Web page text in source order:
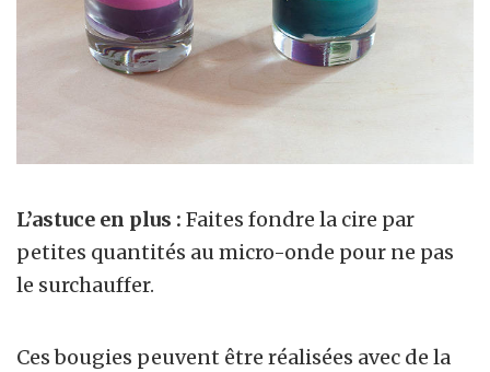
L’astuce en plus : Faites fondre la cire par
petites quantités au micro-onde pour ne pas
le surchauffer.
Ces bougies peuvent être réalisées avec de la